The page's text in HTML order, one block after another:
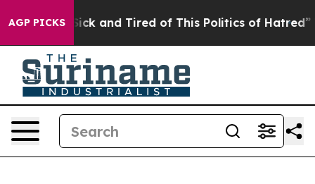
AGP PICKS
Are Sick and Tired of This Politics of Hatred” The